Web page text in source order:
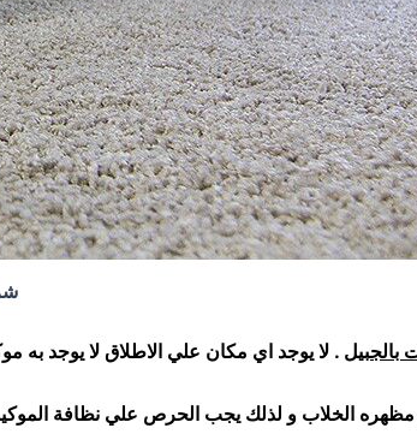
. لا يوجد اي مكان علي الاطلاق لا يوجد به
الخلاب و لذلك يجب الحرص علي نظافة